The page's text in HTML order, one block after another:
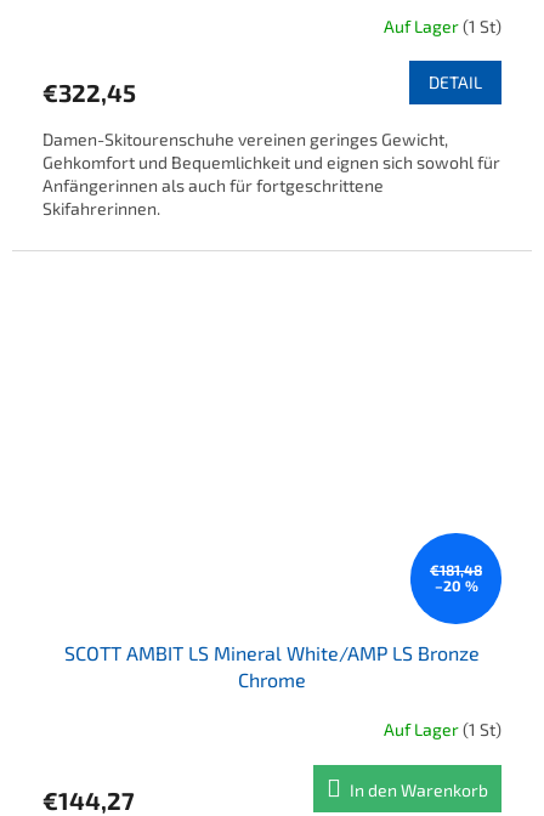
Auf Lager(1 St)
€322,45 DETAIL
Damen-Skitourenschuhe vereinen geringes Gewicht,
Gehkomfort und Bequemlichkeit und eignen sich sowohl für
Anfängerinnen als auch für fortgeschrittene
Skifahrerinnen.
€181,48
–20 %
SCOTT AMBIT LS Mineral White/AMP LS Bronze
Chrome
Auf Lager(1 St)
€144,27 In den Warenkorb